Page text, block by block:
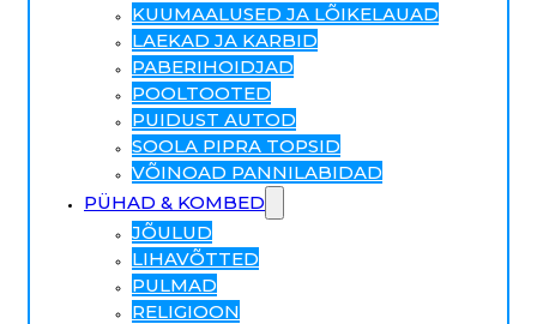
KUUMAALUSED JA LÕIKELAUAD
LAEKAD JA KARBID
PABERIHOIDJAD
POOLTOOTED
PUIDUST AUTOD
SOOLA PIPRA TOPSID
VÕINOAD PANNILABIDAD
PÜHAD & KOMBED
JÕULUD
LIHAVÕTTED
PULMAD
RELIGIOON